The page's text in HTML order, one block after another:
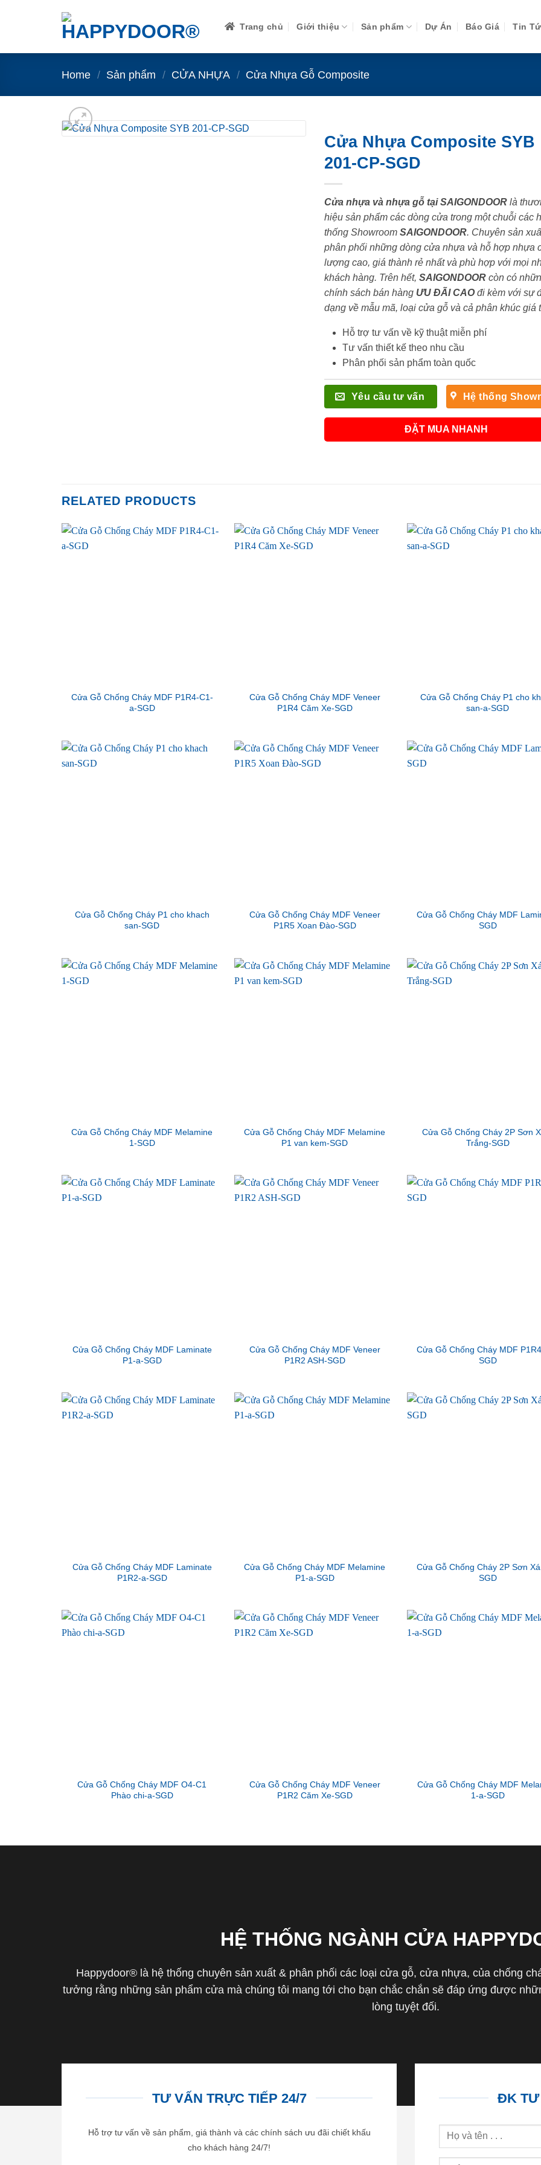
Trang chủ Giới thiệu Sản phẩm Dự Án Báo Giá Tin
Home / Sản phẩm / CỬA NHỰA / Cửa Nhựa Gỗ Composite
Cửa Nhựa Composite SYB
201-CP-SGD
Cửa nhựa và nhựa gỗ tại SAIGONDOORlà
hiệu sản phẩm các dòng cửa trong một chuỗi các
thống Showroom SAIGONDOOR. Chuyên sản
phân phối những dòng cửa nhựa và hỗ hợp nhựa
lượng cao, giá thành rẻ nhất và phù hợp với mọi
khách hàng. Trên hết, SAIGONDOORcòn có
chính sách bán hàng ƯU ĐÃI CAOđi kèm với sự
dạng về mẫu mã, loại cửa gỗ và cả phân khúc giá
Hỗ trợ tư vấn về kỹ thuật miễn phí
Tư vấn thiết kế theo nhu cầu
Phân phối sản phẩm toàn quốc
Yêu cầu tư vấn Hệ thống
ĐẶT MUA NHANH
RELATED PRODUCTS
Cửa Gỗ Chống Cháy MDF P1R4-C1-
a-SGD
Cửa Gỗ Chống Cháy MDF Veneer
P1R4 Căm Xe-SGD
Cửa Gỗ Chống Cháy P1 cho
san-a-SGD
Cửa Gỗ Chống Cháy P1 cho khach
san-SGD
Cửa Gỗ Chống Cháy MDF Veneer
P1R5 Xoan Đào-SGD
Cửa Gỗ Chống Cháy MDF
SGD
Cửa Gỗ Chống Cháy MDF Melamine
1-SGD
Cửa Gỗ Chống Cháy MDF Melamine
P1 van kem-SGD
Cửa Gỗ Chống Cháy 2P Sơn
Trắng-SGD
Cửa Gỗ Chống Cháy MDF Laminate
P1-a-SGD
Cửa Gỗ Chống Cháy MDF Veneer
P1R2 ASH-SGD
Cửa Gỗ Chống Cháy MDF
SGD
Cửa Gỗ Chống Cháy MDF Laminate
P1R2-a-SGD
Cửa Gỗ Chống Cháy MDF Melamine
P1-a-SGD
Cửa Gỗ Chống Cháy 2P Sơn
SGD
Cửa Gỗ Chống Cháy MDF O4-C1
Phào chi-a-SGD
Cửa Gỗ Chống Cháy MDF Veneer
P1R2 Căm Xe-SGD
Cửa Gỗ Chống Cháy MDF
1-a-SGD
HỆ THỐNG NGÀNH CỬA
Happydoor® là hệ thống chuyên sản xuất & phân phối các loại cửa gỗ, cửa nhựa, của chống
tưởng rằng những sản phẩm cửa mà chúng tôi mang tới cho bạn chắc chắn sẽ đáp ứng được
lòng tuyệt đối.
TƯ VẤN TRỰC TIẾP 24/7
Hỗ trợ tư vấn về sản phẩm, giá thành và các chính sách ưu đãi chiết khấu
cho khách hàng 24/7!
ĐK TƯ